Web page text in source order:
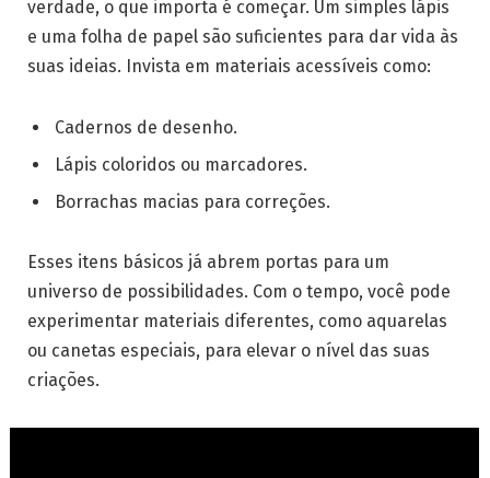
verdade, o que importa é começar. Um simples lápis
e uma folha de papel são suficientes para dar vida às
suas ideias. Invista em materiais acessíveis como:
Cadernos de desenho.
Lápis coloridos ou marcadores.
Borrachas macias para correções.
Esses itens básicos já abrem portas para um
universo de possibilidades. Com o tempo, você pode
experimentar materiais diferentes, como aquarelas
ou canetas especiais, para elevar o nível das suas
criações.